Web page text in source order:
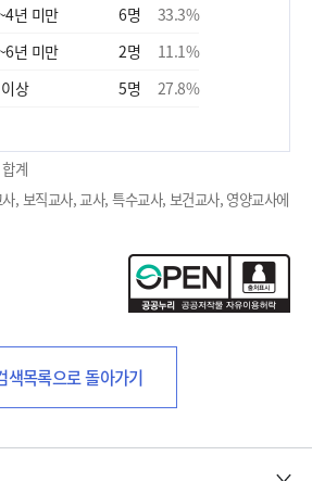
년 미만
6명 33.3%
년 미만
2명 11.1%
상
5명 27.8%
계
, 보직교사, 교사, 특수교사, 보건교사, 영양교사에
색목록으로 돌아가기